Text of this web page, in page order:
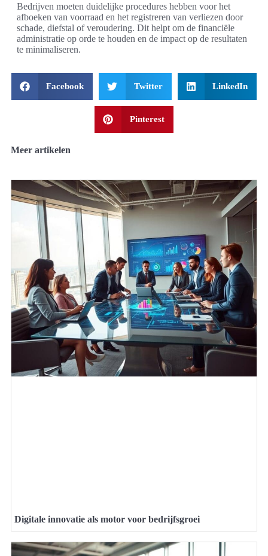
Bedrijven moeten duidelijke procedures hebben voor het
afboeken van voorraad en het registreren van verliezen door
schade, diefstal of veroudering. Dit helpt om de financiële
administratie op orde te houden en de impact op de resultaten
te minimaliseren.
Facebook Twitter LinkedIn
Pinterest
Meer artikelen
Digitale innovatie als motor voor bedrijfsgroei